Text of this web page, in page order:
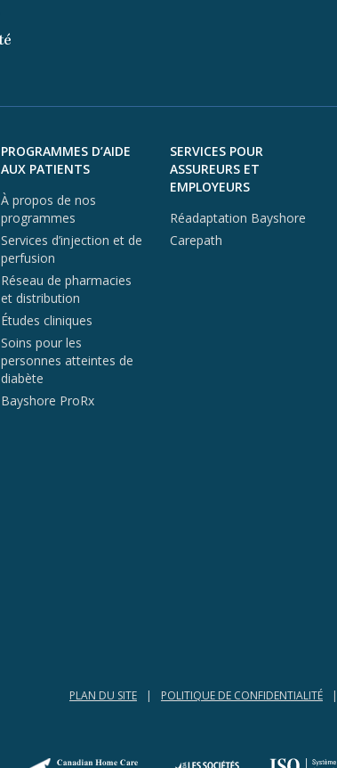
PROGRAMMES D’AIDE
AUX PATIENTS
À propos de nos
programmes
Services d’injection et de
perfusion
Réseau de pharmacies
et distribution
Études cliniques
Soins pour les
personnes atteintes de
diabète
Bayshore ProRx
SERVICES POUR
ASSUREURS ET
EMPLOYEURS
Réadaptation Bayshore
Carepath
PLAN DU SITE POLITIQUE DE CONFIDENTIALITÉ
(opens in a new tab) (opens in a new tab)